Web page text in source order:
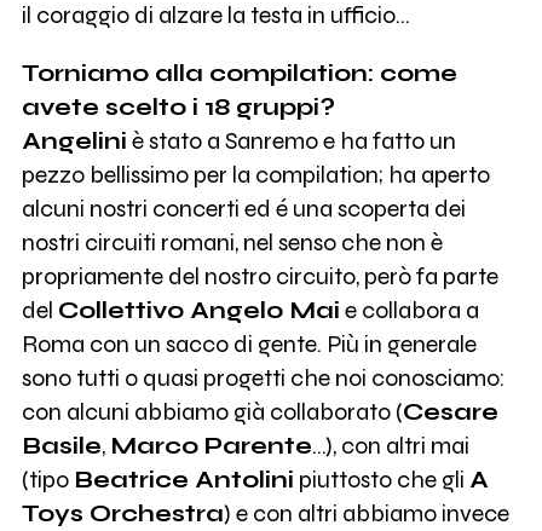
il coraggio di alzare la testa in ufficio...
Torniamo alla compilation: come
avete scelto i 18 gruppi?
Angelini è stato a Sanremo e ha fatto un
pezzo bellissimo per la compilation; ha aperto
alcuni nostri concerti ed é una scoperta dei
nostri circuiti romani, nel senso che non è
propriamente del nostro circuito, però fa parte
del Collettivo Angelo Mai e collabora a
Roma con un sacco di gente. Più in generale
sono tutti o quasi progetti che noi conosciamo:
con alcuni abbiamo già collaborato (Cesare
Basile, Marco Parente...), con altri mai
(tipo Beatrice Antolini piuttosto che gli A
Toys Orchestra) e con altri abbiamo invece